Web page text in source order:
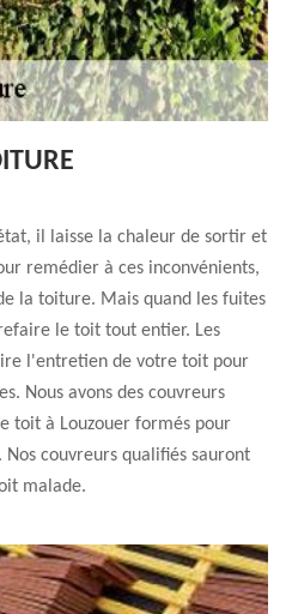
il laisse la chaleur de sortir et
remédier à ces inconvénients,
la toiture. Mais quand les fuites
le toit tout entier. Les
l'entretien de votre toit pour
Nous avons des couvreurs
toit à Louzouer formés pour
couvreurs qualifiés sauront
malade.